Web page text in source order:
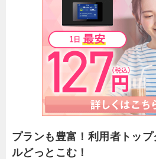
プランも豊富！利用者トッ
ルどっとこむ！